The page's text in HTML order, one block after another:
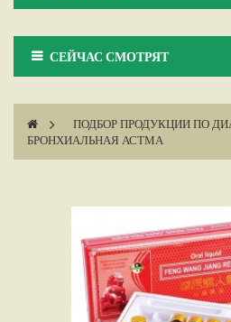
СЕЙЧАС СМОТРЯТ
> ПОДБОР ПРОДУКЦИИ ПО
БРОНХИАЛЬНАЯ АСТМА